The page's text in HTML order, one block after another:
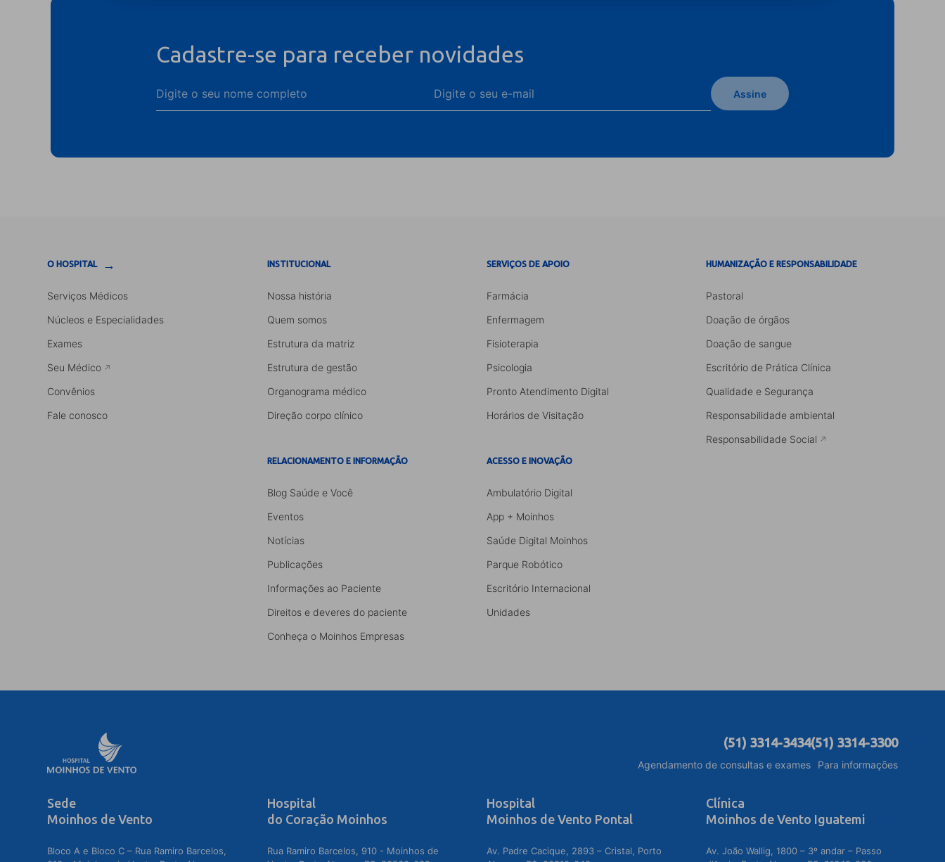
Cadastre-se para receber novidades
Assine
O HOSPITAL →
Serviços Médicos
Núcleos e Especialidades
Exames
Seu Médico
Convênios
Fale conosco
INSTITUCIONAL
Nossa história
Quem somos
Estrutura da matriz
Estrutura de gestão
Organograma médico
Direção corpo clínico
RELACIONAMENTO E INFORMAÇÃO
Blog Saúde e Você
Eventos
Notícias
Publicações
Informações ao Paciente
Direitos e deveres do paciente
Conheça o Moinhos Empresas
SERVIÇOS DE APOIO
Farmácia
Enfermagem
Fisioterapia
Psicologia
Pronto Atendimento Digital
Horários de Visitação
ACESSO E INOVAÇÃO
Ambulatório Digital
App + Moinhos
Saúde Digital Moinhos
Parque Robótico
Escritório Internacional
Unidades
HUMANIZAÇÃO E RESPONSABILIDADE
Pastoral
Doação de órgãos
Doação de sangue
Escritório de Prática Clínica
Qualidade e Segurança
Responsabilidade ambiental
Responsabilidade Social
(51) 3314-3434
Agendamento de consultas e exames
(51) 3314-3300
Para informações
Sede
Moinhos de Vento
Bloco A e Bloco C – Rua Ramiro Barcelos,
Hospital
do Coração Moinhos
Rua Ramiro Barcelos, 910 - Moinhos de
Hospital
Moinhos de Vento Pontal
Av. Padre Cacique, 2893 – Cristal, Porto
Clínica
Moinhos de Vento Iguatemi
Av. João Wallig, 1800 – 3º andar – Passo